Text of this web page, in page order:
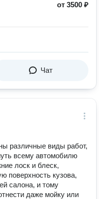
от 3500 ₽
Чат
различные виды работ,
всему автомобилю
лоск и блеск,
поверхность кузова,
салона, и тому
даже мойку или